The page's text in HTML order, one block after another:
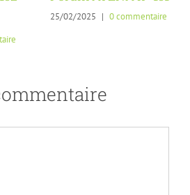
25/02/2025 | 0 commentaire